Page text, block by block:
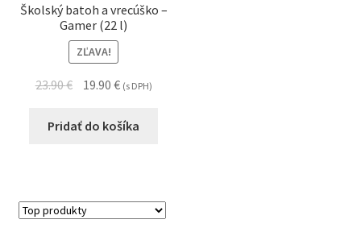
Školský batoh a vrecúško –
Gamer (22 l)
ZĽAVA!
23.90€ 19.90 € (s DPH)
Pridať do košíka